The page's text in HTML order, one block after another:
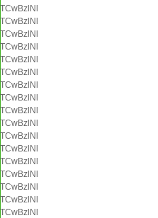
TCwBzlNl
TCwBzlNl
TCwBzlNl
TCwBzlNl
TCwBzlNl
TCwBzlNl
TCwBzlNl
TCwBzlNl
TCwBzlNl
TCwBzlNl
TCwBzlNl
TCwBzlNl
TCwBzlNl
TCwBzlNl
TCwBzlNl
TCwBzlNl
TCwBzlNl